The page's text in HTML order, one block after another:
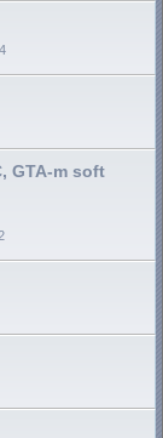
GTA-m soft